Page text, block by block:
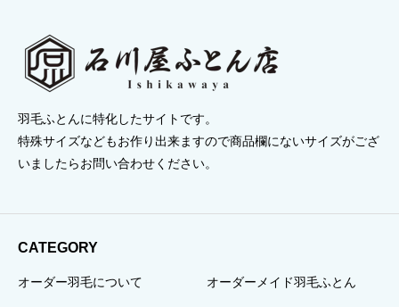
羽毛ふとんに特化したサイトです。
特殊サイズなどもお作り出来ますので商品欄にないサイズがござ
いましたらお問い合わせください。
CATEGORY
オーダー羽毛について オーダーメイド羽毛ふとん